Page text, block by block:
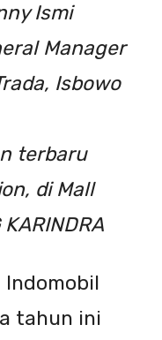
Ismi
Manager
Isbowo
terbaru
di Mall
Indomobil
tahun ini